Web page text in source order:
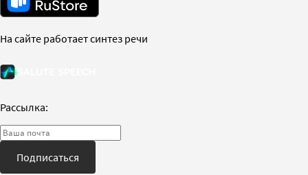
На сайте работает синтез речи
Рассылка:
Подписаться